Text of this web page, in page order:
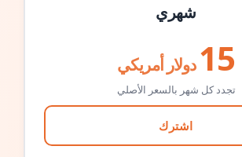
شهري
15 دولار أمريكي
تجدد كل شهر بالسعر الأصلي
اشترك